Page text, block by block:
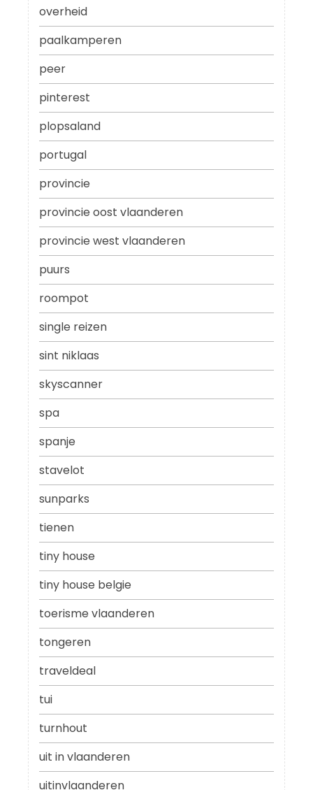
overheid
paalkamperen
peer
pinterest
plopsaland
portugal
provincie
provincie oost vlaanderen
provincie west vlaanderen
puurs
roompot
single reizen
sint niklaas
skyscanner
spa
spanje
stavelot
sunparks
tienen
tiny house
tiny house belgie
toerisme vlaanderen
tongeren
traveldeal
tui
turnhout
uit in vlaanderen
uitinvlaanderen